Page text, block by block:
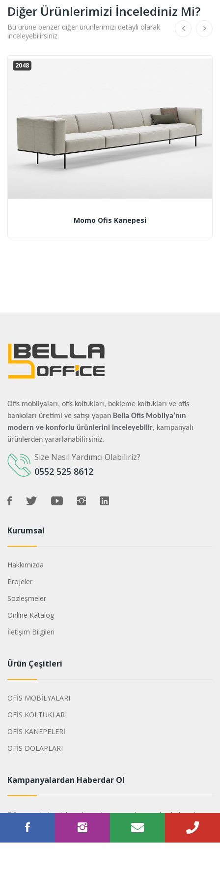
Diğer Ürünlerimizi İncelediniz Mi?
Bu ürüne benzer diğer ürünlerimizi detaylı olarak
inceleyebilirsiniz.
2048
Momo Ofis Kanepesi
Ofis mobilyaları, ofis koltukları, bekleme koltukları ve ofis
bankoları üretimi ve satışı yapan Bella Ofis Mobilya’nın
modern ve konforlu ürünlerini inceleyebilir, kampanyalı
ürünlerden yararlanabilirsiniz.
Size Nasıl Yardımcı Olabiliriz?
0552 525 8612
Kurumsal
Hakkımızda
Projeler
Sözleşmeler
Online Katalog
İletişim Bilgileri
Ürün Çeşitleri
OFİS MOBİLYALARI
OFİS KOLTUKLARI
OFİS KANEPELERİ
OFİS DOLAPLARI
Kampanyalardan Haberdar Ol
Dönemsel olarak hazırlanan kampanyalarımızdan haberdar
olabilirsiniz.